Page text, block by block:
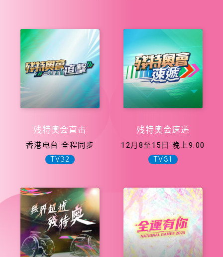
残特奥会直击
香港电台 全程同步
TV32
残特奥会速递
12月8至15日 晚上9:00
TV31